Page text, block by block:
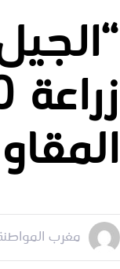
مغرب